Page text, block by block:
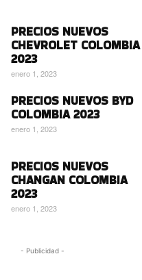
PRECIOS NUEVOS
CHEVROLET COLOMBIA
2023
enero 1, 2023
PRECIOS NUEVOS BYD
COLOMBIA 2023
enero 1, 2023
PRECIOS NUEVOS
CHANGAN COLOMBIA
2023
enero 1, 2023
- Publicidad -